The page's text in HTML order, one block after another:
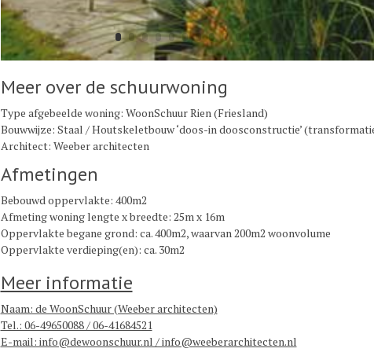
Meer over de schuurwoning
Type afgebeelde woning: WoonSchuur Rien (Friesland)
Bouwwijze: Staal / Houtskeletbouw ‘doos-in doosconstructie’
Architect: Weeber architecten
Afmetingen
Bebouwd oppervlakte: 400m2
Afmeting woning lengte x breedte: 25m x 16m
Oppervlakte begane grond: ca. 400m2, waarvan 200m2 woonvolume
Oppervlakte verdieping(en): ca. 30m2
Meer informatie
Naam: de WoonSchuur (Weeber architecten)
Tel.: 06-49650088 / 06-41684521
E-mail: info@dewoonschuur.nl / info@weeberarchitecten.nl